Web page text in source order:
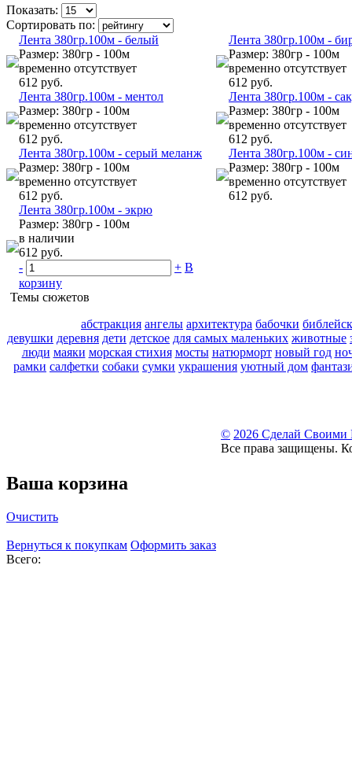
Показать:
Сортировать по:
Лента 380гр.100м - белый
Размер: 380гр - 100м
временно отсутствует
612 руб.
Лента 380гр.100м -
Размер: 380гр - 100м
временно отсутствует
612 руб.
Лента 380гр.100м - ментол
Размер: 380гр - 100м
временно отсутствует
612 руб.
Лента 380гр.100м -
Размер: 380гр - 100м
временно отсутствует
612 руб.
Лента 380гр.100м - серый меланж
Размер: 380гр - 100м
временно отсутствует
612 руб.
Лента 380гр.100м -
Размер: 380гр - 100м
временно отсутствует
612 руб.
Лента 380гр.100м - экрю
Размер: 380гр - 100м
в наличии
612 руб.
-
+ В
корзину
Темы сюжетов
абстракция ангелы архитектура бабочки
девушки деревня дети детское для самых маленьких животные
люди маяки морская стихия мосты натюрморт новый год
рамки салфетки собаки сумки украшения уютный дом
© 2026 Сделай Своими
Все права защищены.
Ваша корзина
Очистить
Вернуться к покупкам Оформить заказ
Всего: